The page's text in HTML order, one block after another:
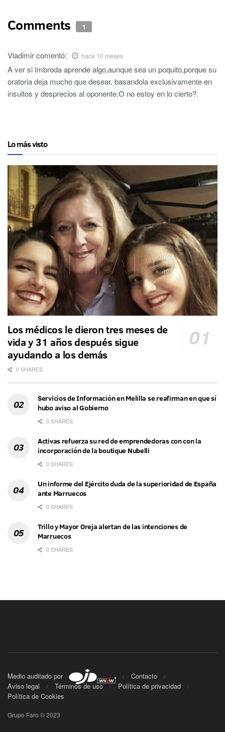
Comments 1
Vladimircomentó: hace 10 meses
A ver si Imbroda aprende algo,aunque sea un poquito,porque su
oratoria deja mucho que desear, basandola exclusivamente en
insultos y desprecios al oponente.O no estoy en lo cierto?.
Lo más visto
Los médicos le dieron tres meses de
vida y 31 años después sigue
ayudando a los demás
0 SHARES
Servicios de Información en Melilla se reafirman en que sí
hubo aviso al Gobierno
0 SHARES
Activas refuerza su red de emprendedoras con con la
incorporación de la boutique Nubelli
0 SHARES
Un informe del Ejército duda de la superioridad de España
ante Marruecos
0 SHARES
Trillo y Mayor Oreja alertan de las intenciones de
Marruecos
0 SHARES
Medio auditado por
Contacto
Aviso legal
Términos de uso
Política de privacidad
Política de Cookies
Grupo Faro © 2023